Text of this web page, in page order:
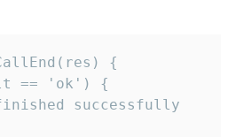
{
== 'ok') {
successfully